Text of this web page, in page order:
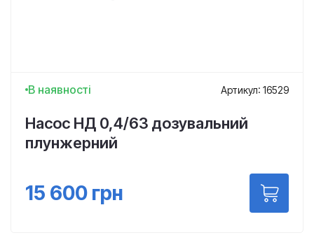
В наявності Артикул: 16529
Насос НД 0,4/63 дозувальний
плунжерний
15 600 грн